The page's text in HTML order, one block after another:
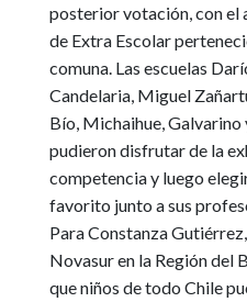
posterior votación, con el
de Extra Escolar
comuna.Las escuelas
Candelaria, Miguel
Bío, Michaihue,
pudieron disfrutar de la
competencia y luego
favorito junto a sus
Para Constanza
Novasur en la Región del
que niños de todo Chile